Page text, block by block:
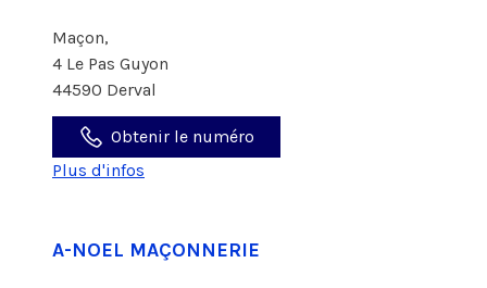
Maçon,
4 Le Pas Guyon
44590 Derval
Obtenir le numéro
Plus d'infos
A-NOEL MAÇONNERIE